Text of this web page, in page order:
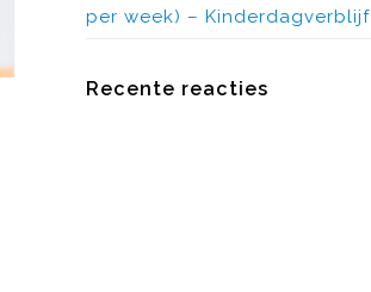
per week) – Kinderdagverblijf
Recente reacties